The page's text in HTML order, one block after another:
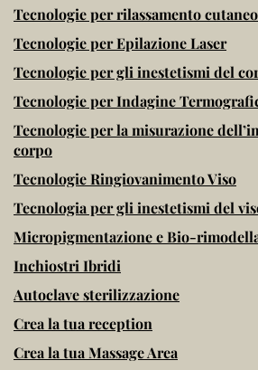
Tecnologie per rilassamento
Tecnologie per Epilazione Laser
Tecnologie per gli inestetismi del
Tecnologie per Indagine
Tecnologie per la misurazione
corpo
Tecnologie Ringiovanimento Viso
Tecnologia per gli inestetismi del
Micropigmentazione e Bio-
Inchiostri Ibridi
Autoclave sterilizzazione
Crea la tua reception
Crea la tua Massage Area